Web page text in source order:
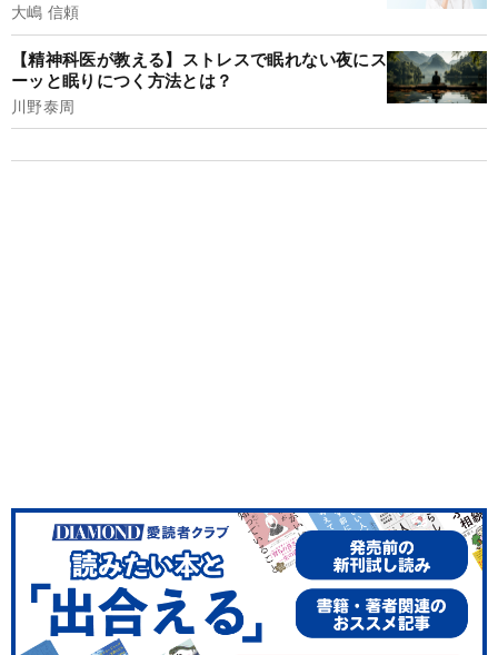
大嶋 信頼
【精神科医が教える】ストレスで眠れない夜にス
ーッと眠りにつく方法とは？
川野泰周